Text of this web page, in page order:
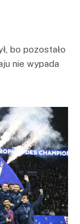
bo pozostało
nie wypada